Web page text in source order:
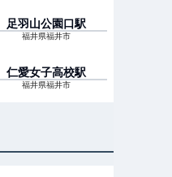
足羽山公園口駅
福井県福井市
仁愛女子高校駅
福井県福井市